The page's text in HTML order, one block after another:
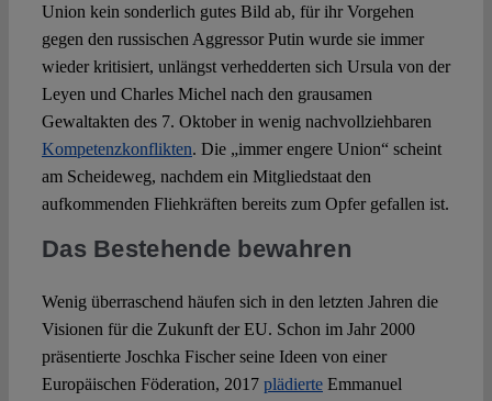
Union kein sonderlich gutes Bild ab, für ihr Vorgehen
gegen den russischen Aggressor Putin wurde sie immer
wieder kritisiert, unlängst verhedderten sich Ursula von der
Leyen und Charles Michel nach den grausamen
Gewaltakten des 7. Oktober in wenig nachvollziehbaren
Kompetenzkonflikten. Die „immer engere Union“ scheint
am Scheideweg, nachdem ein Mitgliedstaat den
aufkommenden Fliehkräften bereits zum Opfer gefallen ist.
Das Bestehende bewahren
Wenig überraschend häufen sich in den letzten Jahren die
Visionen für die Zukunft der EU. Schon im Jahr 2000
präsentierte Joschka Fischer seine Ideen von einer
Europäischen Föderation, 2017 plädierteEmmanuel